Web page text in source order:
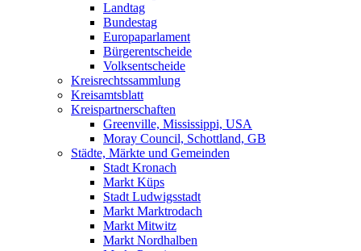
Landtag
Bundestag
Europaparlament
Bürgerentscheide
Volksentscheide
Kreisrechtssammlung
Kreisamtsblatt
Kreispartnerschaften
Greenville, Mississippi, USA
Moray Council, Schottland, GB
Städte, Märkte und Gemeinden
Stadt Kronach
Markt Küps
Stadt Ludwigsstadt
Markt Marktrodach
Markt Mitwitz
Markt Nordhalben